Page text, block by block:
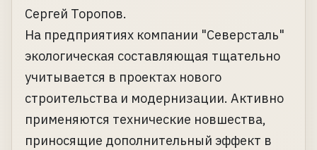
Сергей Торопов.
На предприятиях компании "Северсталь"
экологическая составляющая тщательно
учитывается в проектах нового
строительства и модернизации. Активно
применяются технические новшества,
приносящие дополнительный эффект в